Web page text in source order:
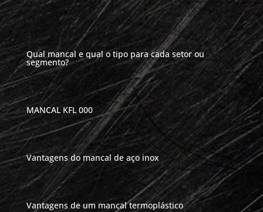
Qual mancal e qual o tipo para cada setor ou
segmento?
MANCAL KFL 000
Vantagens do mancal de aço inox
Vantagens de um mancal termoplástico